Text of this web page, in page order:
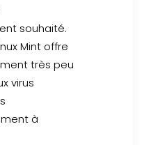
souhaité.
Mint offre
très peu
virus
à